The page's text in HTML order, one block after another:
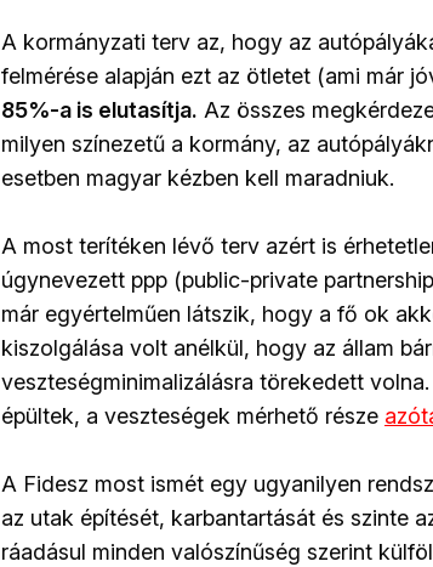
A kormányzati terv az, hogy az
felmérése alapján ezt az ötletet (ami már
85%-a is elutasítja. Az összes
milyen színezetű a kormány, az
esetben magyar kézben kell maradniuk.
A most terítéken lévő terv azért is
úgynevezett ppp (public-private
már egyértelműen látszik, hogy a fő ok
kiszolgálása volt anélkül, hogy az állam
veszteségminimalizálásra törekedett
épültek, a veszteségek mérhető része
A Fidesz most ismét egy ugyanilyen
az utak építését, karbantartását és szinte
ráadásul minden valószínűség szerint